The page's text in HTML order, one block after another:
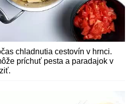
chladnutia cestovín v hrnci.
príchuť pesta a paradajok v